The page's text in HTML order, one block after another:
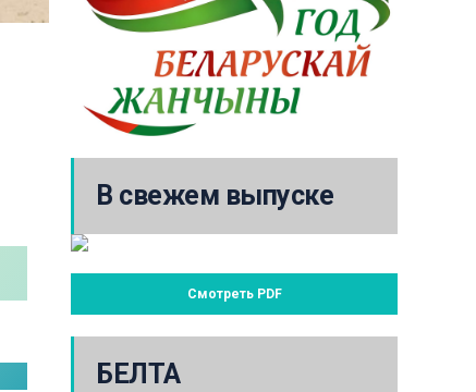
В свежем выпуске
Смотреть PDF
БЕЛТА